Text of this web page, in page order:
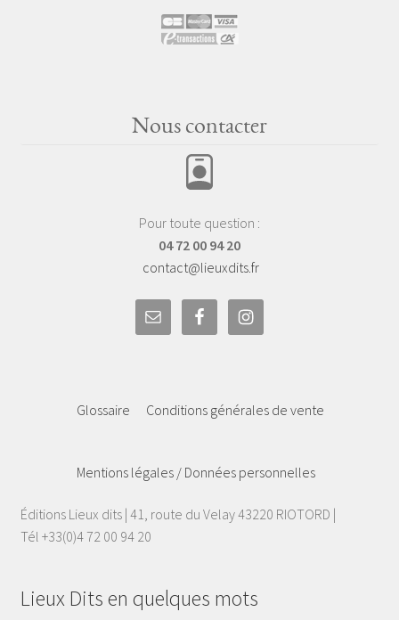
Nous contacter
Pour toute question :
04 72 00 94 20
contact@lieuxdits.fr
Glossaire Conditions générales de vente
Mentions légales / Données personnelles
Éditions Lieux dits | 41, route du Velay 43220 RIOTORD |
Tél +33(0)4 72 00 94 20
Lieux Dits en quelques mots